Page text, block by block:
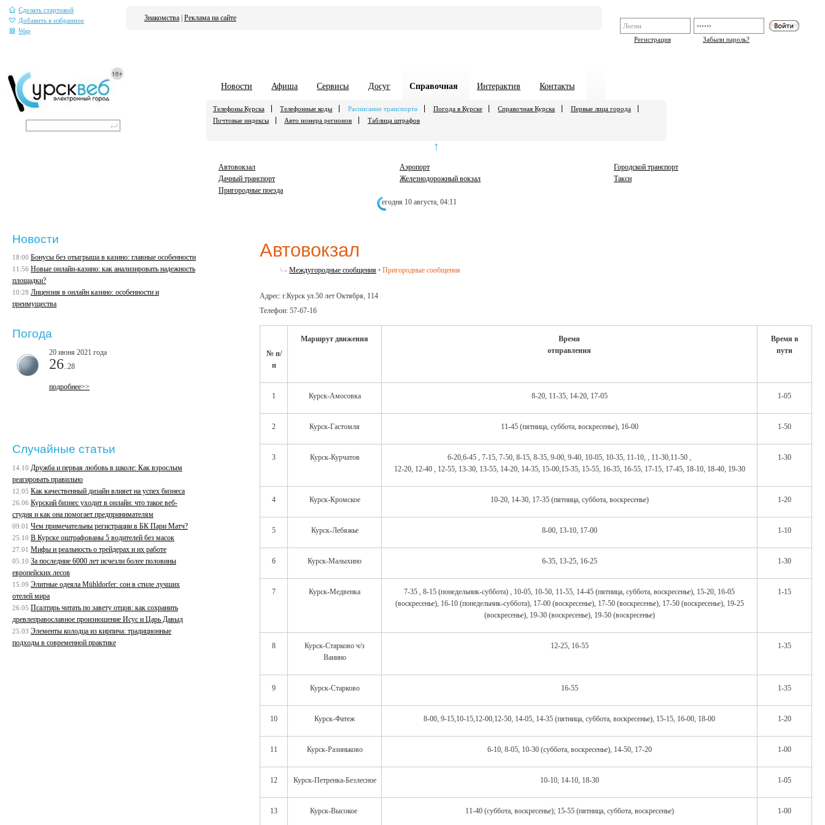
Сделать стартовой
Добавить в избранное
Wap
Регистрация
Забыли пароль?
Знакомства Реклама на сайте
Новости Афиша Сервисы Досуг Справочная Интерактив Контакты
Телефоны Курска Телефонные коды Расписание транспорта Погода в Курске Справочная Курска
Первые лица города
Почтовые индексы
Авто номера регионов Таблица штрафов
↑
Автовокзал
Дачный транспорт
Пригородные поезда
Аэропорт
Железнодорожный вокзал
Городской транспорт
Такси
егодня 10 августа, 04:11
Автовокзал
Междугородные сообщения • Пригородные сообщения
Адрес: г.Курск ул.50 лет Октября, 114
Телефон: 57-67-16
№ п/
п
Маршрут движения
Время
отправления
Время в
пути
1 Курск-Амосовка 8-20, 11-35, 14-20, 17-05 1-05
2 Курск-Гастомля 11-45 (пятница, суббота, воскресенье), 16-00 1-50
3 Курск-Курчатов
6-20,6-45 , 7-15, 7-50, 8-15, 8-35, 9-00, 9-40, 10-05, 10-35, 11-10, , 11-30,11-50 ,
12-20, 12-40 , 12-55, 13-30, 13-55, 14-20, 14-35, 15-00,15-35, 15-55, 16-35, 16-55, 17-15, 17-45, 18-10, 18-40, 19-30
1-30
4 Курск-Кромское 10-20, 14-30, 17-35 (пятница, суббота, воскресенье) 1-20
5 Курск-Лебяжье 8-00, 13-10, 17-00 1-10
6 Курск-Малыхино 6-35, 13-25, 16-25 1-30
7 Курск-Медвенка
7-35 , 8-15 (понедельник-суббота) , 10-05, 10-50, 11-55, 14-45 (пятница, суббота, воскресенье), 15-20, 16-05
(воскресенье), 16-10 (понедельник-суббота), 17-00 (воскресенье), 17-50 (воскресенье), 17-50 (воскресенье), 19-25
(воскресенье), 19-30 (воскресенье), 19-50 (воскресенье)
1-15
8
Курск-Старково ч/з
Ванино
12-25, 16-55 1-35
9 Курск-Старково 16-55 1-35
10 Курск-Фатеж 8-00, 9-15,10-15,12-00,12-50, 14-05, 14-35 (пятница, суббота, воскресенье), 15-15, 16-00, 18-00 1-20
11 Курск-Разиньково 6-10, 8-05, 10-30 (суббота, воскресенье), 14-50, 17-20 1-00
12 Курск-Петренка-Безлесное 10-10, 14-10, 18-30 1-05
13 Курск-Высокое 11-40 (суббота, воскресенье); 15-55 (пятница, суббота, воскресенье) 1-00
Новости
18:00 Бонусы без отыгрыша в казино: главные особенности
11:56 Новые онлайн-казино: как анализировать надежность
площадки?
10:28 Лицензия в онлайн казино: особенности и
преимущества
Погода
20 июня 2021 года
26 ..28
подробнее>>
Случайные статьи
14.10 Дружба и первая любовь в школе: Как взрослым
реагировать правильно
12.05 Как качественный дизайн влияет на успех бизнеса
26.06 Курский бизнес уходит в онлайн: что такое веб-
студия и как она помогает предпринимателям
09.01 Чем примечательны регистрации в БК Пари Матч?
25.10 В Курске оштрафованы 5 водителей без масок
27.01 Мифы и реальность о трейдерах и их работе
05.10 За последние 6000 лет исчезли более половины
европейских лесов
15.09 Элитные одеяла Mühldorfer: сон в стиле лучших
отелей мира
26.05 Псалтирь читать по завету отцов: как сохранить
древлеправославное произношение Исус и Царь Давыд
25.03 Элементы колодца из кирпича: традиционные
подходы в современной практике